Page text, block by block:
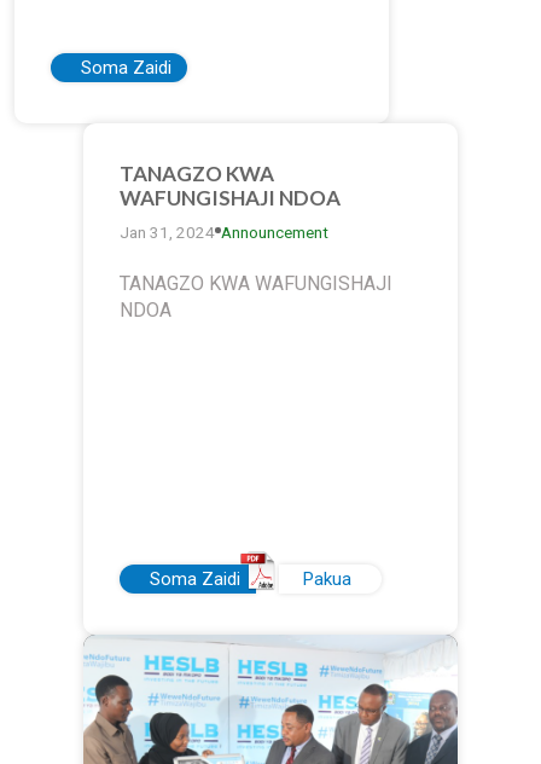
Soma Zaidi
TANAGZO KWA
WAFUNGISHAJI NDOA
Jan 31, 2024 Announcement
TANAGZO KWA WAFUNGISHAJI
NDOA
Soma Zaidi Pakua